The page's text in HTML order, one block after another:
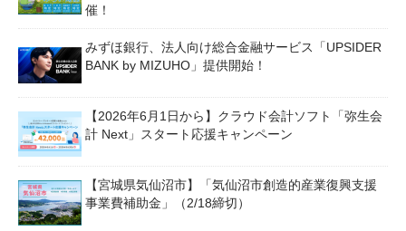
催！
みずほ銀行、法人向け総合金融サービス「UPSIDER
BANK by MIZUHO」提供開始！
【2026年6月1日から】クラウド会計ソフト「弥生会
計 Next」スタート応援キャンペーン
【宮城県気仙沼市】「気仙沼市創造的産業復興支援
事業費補助金」（2/18締切）